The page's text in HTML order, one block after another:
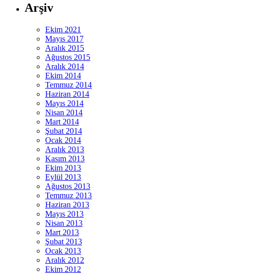
Arşiv
Ekim 2021
Mayıs 2017
Aralık 2015
Ağustos 2015
Aralık 2014
Ekim 2014
Temmuz 2014
Haziran 2014
Mayıs 2014
Nisan 2014
Mart 2014
Şubat 2014
Ocak 2014
Aralık 2013
Kasım 2013
Ekim 2013
Eylül 2013
Ağustos 2013
Temmuz 2013
Haziran 2013
Mayıs 2013
Nisan 2013
Mart 2013
Şubat 2013
Ocak 2013
Aralık 2012
Ekim 2012